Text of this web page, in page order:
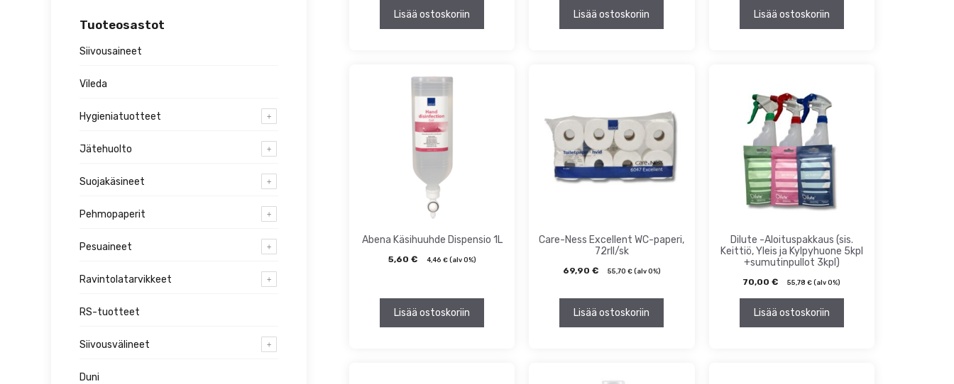
Lisää ostoskoriin Lisää ostoskoriin Lisää ostoskoriin
Abena Käsihuuhde Dispensio 1L
5,60 € 4,46 €(alv 0%)
Lisää ostoskoriin
Care-Ness Excellent WC-paperi,
72rll/sk
69,90 € 55,70 €(alv 0%)
Lisää ostoskoriin
Dilute -Aloituspakkaus (sis.
Keittiö, Yleis ja Kylpyhuone 5kpl
+sumutinpullot 3kpl)
70,00€ 55,78€ (alv 0%)
Lisää ostoskoriin
Tuoteosastot
Siivousaineet
Vileda
Hygieniatuotteet
Jätehuolto
Suojakäsineet
Pehmopaperit
Pesuaineet
Ravintolatarvikkeet
RS-tuotteet
Siivousvälineet
Duni